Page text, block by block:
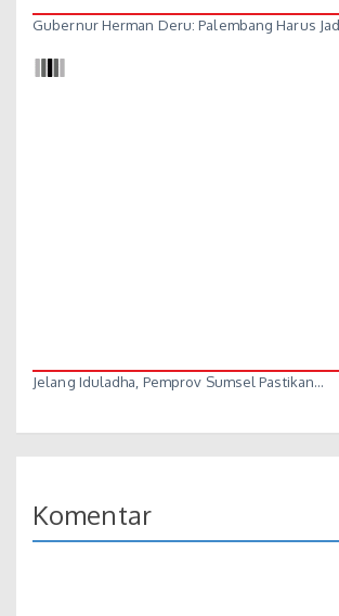
Gubernur Herman Deru: Palembang Harus
Jelang Iduladha, Pemprov Sumsel Pastikan…
Komentar